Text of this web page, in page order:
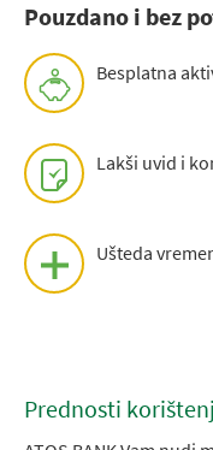
Pouzdano i bez
Besplatna
Lakši uvid i
Ušteda
Prednosti